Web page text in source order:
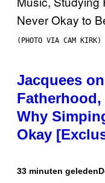
(PHOTO VIA CAM KIRK)
Jacquees on
Why
Okay
33 minuten geleden